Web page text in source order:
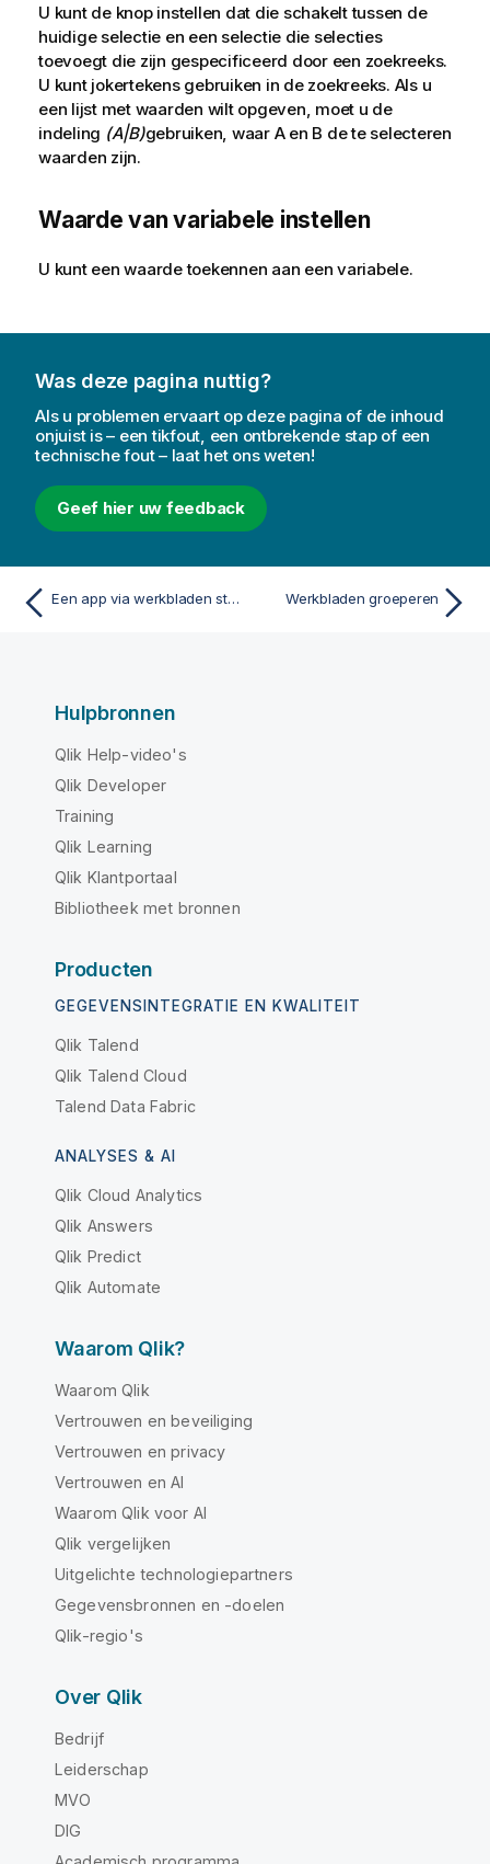
U kunt de knop instellen dat die schakelt tussen de
huidige selectie en een selectie die selecties
toevoegt die zijn gespecificeerd door een zoekreeks.
U kunt jokertekens gebruiken in de zoekreeks. Als u
een lijst met waarden wilt opgeven, moet u de
indeling (A|B)gebruiken, waar A en B de te selecteren
waarden zijn.
Waarde van variabele instellen
U kunt een waarde toekennen aan een variabele.
Was deze pagina nuttig?
Als u problemen ervaart op deze pagina of de inhoud
onjuist is – een tikfout, een ontbrekende stap of een
technische fout – laat het ons weten!
Geef hier uw feedback
Een app via werkbladen structureren Werkbladen groeperen
Hulpbronnen
Qlik Help-video's
Qlik Developer
Training
Qlik Learning
Qlik Klantportaal
Bibliotheek met bronnen
Producten
GEGEVENSINTEGRATIE EN KWALITEIT
Qlik Talend
Qlik Talend Cloud
Talend Data Fabric
ANALYSES & AI
Qlik Cloud Analytics
Qlik Answers
Qlik Predict
Qlik Automate
Waarom Qlik?
Waarom Qlik
Vertrouwen en beveiliging
Vertrouwen en privacy
Vertrouwen en AI
Waarom Qlik voor AI
Qlik vergelijken
Uitgelichte technologiepartners
Gegevensbronnen en -doelen
Qlik-regio's
Over Qlik
Bedrijf
Leiderschap
MVO
DIG